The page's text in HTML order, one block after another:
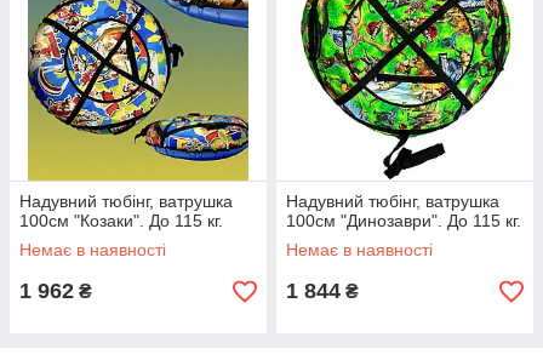
Надувний тюбінг, ватрушка
100см "Козаки". До 115 кг.
Немає в наявності
1 962 ₴
Надувний тюбінг, ватрушка
100см "Динозаври". До 115 кг.
Немає в наявності
1 844 ₴